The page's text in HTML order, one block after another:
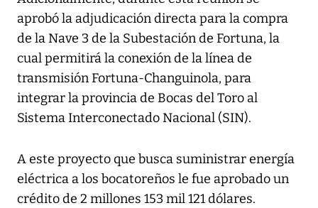
aprobó la adjudicación directa para la compra
de la Nave 3 de la Subestación de Fortuna, la
cual permitirá la conexión de la línea de
transmisión Fortuna-Changuinola, para
integrar la provincia de Bocas del Toro al
Sistema Interconectado Nacional (SIN).
A este proyecto que busca suministrar energía
eléctrica a los bocatoreños le fue aprobado un
crédito de 2 millones 153 mil 121 dólares.